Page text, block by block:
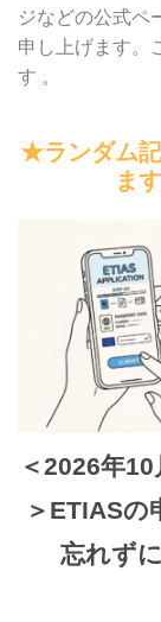
ジなどの公式ペ
申し上げます。
す 。
★ランダム
ま
＜2026年10
＞ETIASの
忘れずに